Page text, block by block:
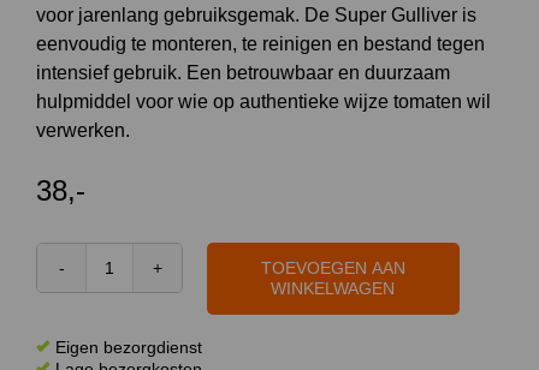
voor jarenlang gebruiksgemak. De Super Gulliver is
eenvoudig te monteren, te reinigen en bestand tegen
intensief gebruik. Een betrouwbaar en duurzaam
hulpmiddel voor wie op authentieke wijze tomaten wil
verwerken.
38,-
Tomatenpers
zuignap
TOEVOEGEN AAN
WINKELWAGEN
Eigen bezorgdienst